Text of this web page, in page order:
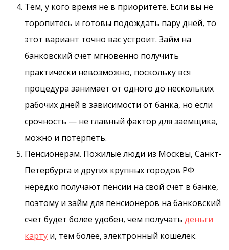
Тем, у кого время не в приоритете. Если вы не
торопитесь и готовы подождать пару дней, то
этот вариант точно вас устроит. Займ на
банковский счет мгновенно получить
практически невозможно, поскольку вся
процедура занимает от одного до нескольких
рабочих дней в зависимости от банка, но если
срочность — не главный фактор для заемщика,
можно и потерпеть.
Пенсионерам. Пожилые люди из Москвы, Санкт-
Петербурга и других крупных городов РФ
нередко получают пенсии на свой счет в банке,
поэтому и займ для пенсионеров на банковский
счет будет более удобен, чем получать деньги
карту и, тем более, электронный кошелек.